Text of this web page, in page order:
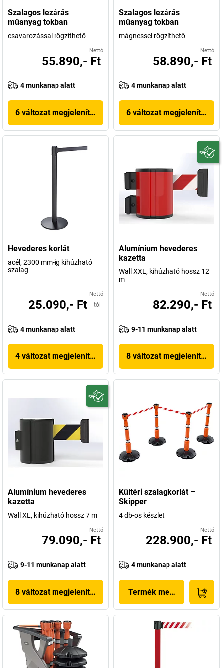
Szalagos lezárás
műanyag tokban
csavarozással rögzíthető
Nettó
55.890,- Ft
4 munkanap alatt
6 változat megjelenítése
Szalagos lezárás
műanyag tokban
mágnessel rögzíthető
Nettó
58.890,- Ft
4 munkanap alatt
6 változat megjelenítése
Hevederes korlát
acél, 2300 mm-ig kihúzható
szalag
Nettó
25.090,- Ft -tól
4 munkanap alatt
4 változat megjelenítése
Alumínium hevederes
kazetta
Wall XXL, kihúzható hossz 12
m
Nettó
82.290,- Ft
9-11 munkanap alatt
8 változat megjelenítése
Alumínium hevederes
kazetta
Wall XL, kihúzható hossz 7 m
Nettó
79.090,- Ft
9-11 munkanap alatt
8 változat megjelenítése
Kültéri szalagkorlát –
Skipper
4 db-os készlet
Nettó
228.900,- Ft
4 munkanap alatt
Termék megjelenítése